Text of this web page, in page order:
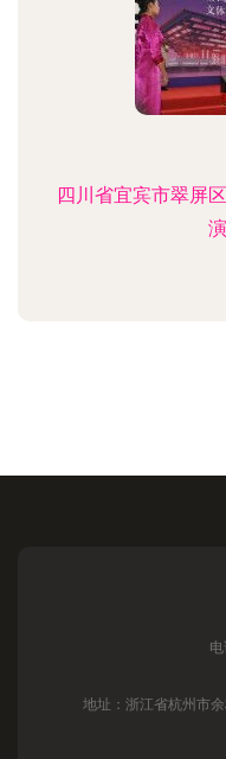
四川省宜宾市翠屏
地址：浙江省杭州市